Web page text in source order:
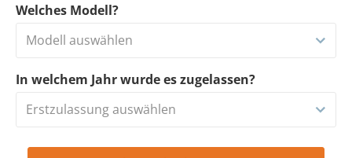
Welches Modell?
Modell auswählen
In welchem Jahr wurde es zugelassen?
Erstzulassung auswählen